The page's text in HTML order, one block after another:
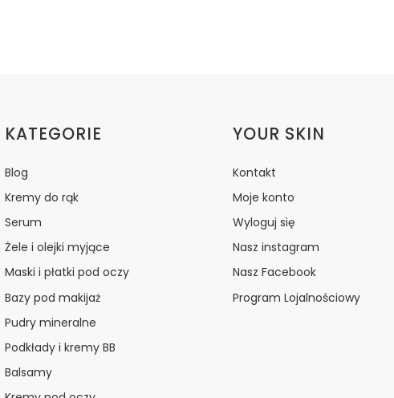
Linki w stopce
KATEGORIE
Blog
Kremy do rąk
Serum
Żele i olejki myjące
Maski i płatki pod oczy
Bazy pod makijaż
Pudry mineralne
Podkłady i kremy BB
Balsamy
YOUR SKIN
Kontakt
Moje konto
Wyloguj się
Nasz instagram
Nasz Facebook
Program Lojalnościowy